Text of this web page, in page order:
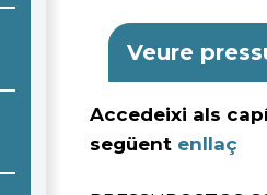
Veure
Accedeixi als
següent enllaç